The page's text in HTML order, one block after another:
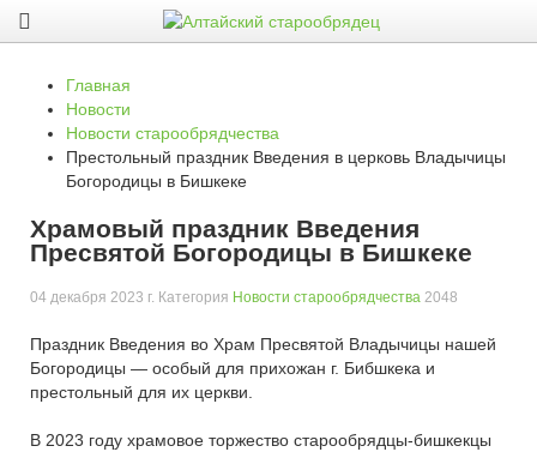
Главная
Новости
Новости старообрядчества
Престольный праздник Введения в церковь Владычицы
Богородицы в Бишкеке
Храмовый праздник Введения
Пресвятой Богородицы в Бишкеке
04 декабря 2023 г. Категория Новости старообрядчества 2048
Праздник Введения во Храм Пресвятой Владычицы нашей
Богородицы — особый для прихожан г. Бибшкека и
престольный для их церкви.
В 2023 году храмовое торжество старообрядцы-бишкекцы